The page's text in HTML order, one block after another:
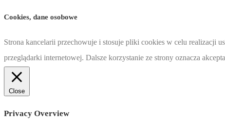
Cookies, dane osobowe
Strona kancelarii przechowuje i stosuje pliki cookies w celu realizacji
przeglądarki internetowej. Dalsze korzystanie ze strony oznacza
Close
Privacy Overview